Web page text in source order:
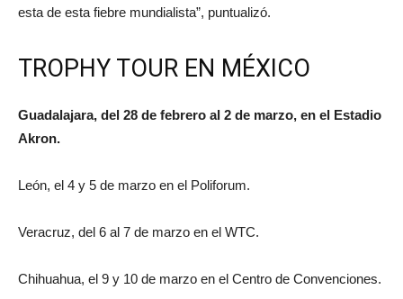
esta de esta fiebre mundialista”, puntualizó.
TROPHY TOUR EN MÉXICO
Guadalajara, del 28 de febrero al 2 de marzo, en el Estadio
Akron.
León, el 4 y 5 de marzo en el Poliforum.
Veracruz, del 6 al 7 de marzo en el WTC.
Chihuahua, el 9 y 10 de marzo en el Centro de Convenciones.